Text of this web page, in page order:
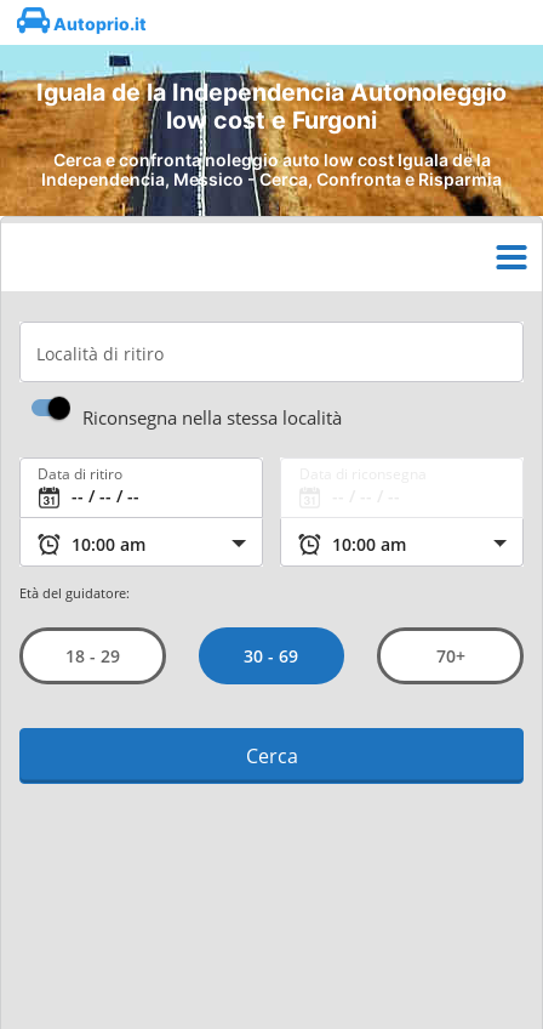
Autoprio.it
Iguala de la Independencia Autonoleggio
low cost e Furgoni
Cerca e confronta noleggio auto low cost Iguala de la
Independencia, Messico - Cerca, Confronta e Risparmia
Località di ritiro
Riconsegna nella stessa località
Data di ritiro
Età del guidatore:
18 - 29 30 - 69 70+
Cerca